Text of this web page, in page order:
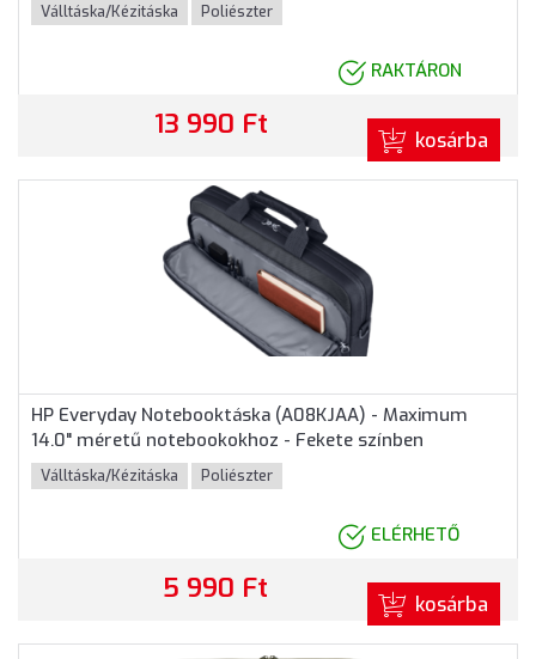
Válltáska/Kézitáska Poliészter
RAKTÁRON
13 990 Ft kosárba
HP Everyday Notebooktáska (A08KJAA) - Maximum
14.0" méretű notebookokhoz - Fekete színben
Válltáska/Kézitáska Poliészter
ELÉRHETŐ
5 990 Ft kosárba